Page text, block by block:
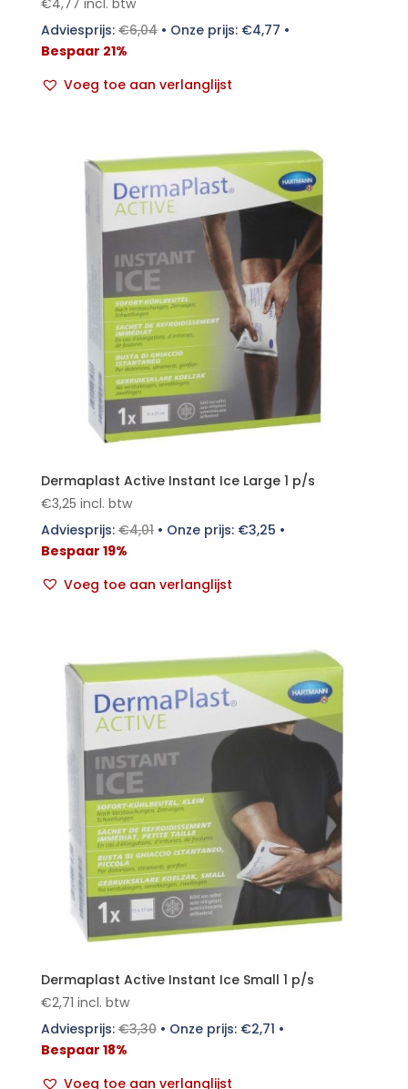
€4,77 incl. btw
Adviesprijs:€6,04• Onze prijs: €4,77 •
Bespaar 21%
Voeg toe aan verlanglijst
Dermaplast Active Instant Ice Large 1 p/s
€3,25 incl. btw
Adviesprijs:€4,01• Onze prijs: €3,25 •
Bespaar 19%
Voeg toe aan verlanglijst
Dermaplast Active Instant Ice Small 1 p/s
€2,71 incl. btw
Adviesprijs:€3,30• Onze prijs: €2,71 •
Bespaar 18%
Voeg toe aan verlanglijst